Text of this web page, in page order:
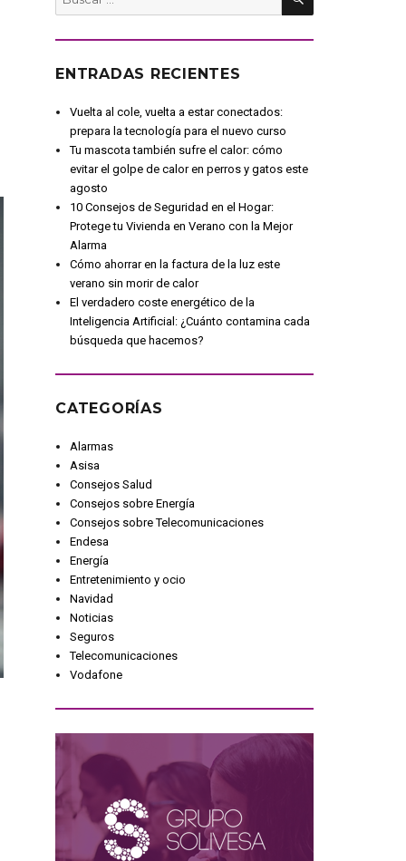
por:
ENTRADAS RECIENTES
Vuelta al cole, vuelta a estar conectados:
prepara la tecnología para el nuevo curso
Tu mascota también sufre el calor: cómo
evitar el golpe de calor en perros y gatos este
agosto
10 Consejos de Seguridad en el Hogar:
Protege tu Vivienda en Verano con la Mejor
Alarma
Cómo ahorrar en la factura de la luz este
verano sin morir de calor
El verdadero coste energético de la
Inteligencia Artificial: ¿Cuánto contamina cada
búsqueda que hacemos?
CATEGORÍAS
Alarmas
Asisa
Consejos Salud
Consejos sobre Energía
Consejos sobre Telecomunicaciones
Endesa
Energía
Entretenimiento y ocio
Navidad
Noticias
Seguros
Telecomunicaciones
Vodafone